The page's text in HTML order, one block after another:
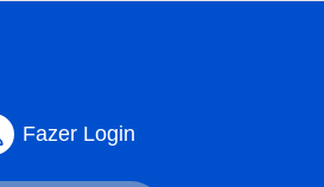
Fazer Login